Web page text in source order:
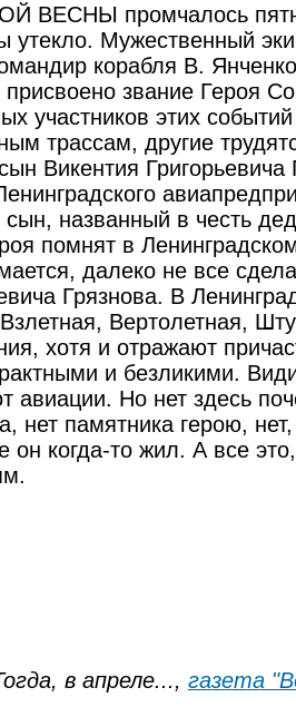
промчалось
утекло. Мужественный
корабля В.
звание Героя
участников этих
трассам, другие
Викентия Григорьевича
сын, названный в честь
помнят в
далеко не все
Грязнова. В
Вертолетная,
хотя и отражают
и безликими.
авиации. Но нет здесь
нет памятника герою,
он когда-то жил. А все
в апреле..., газета